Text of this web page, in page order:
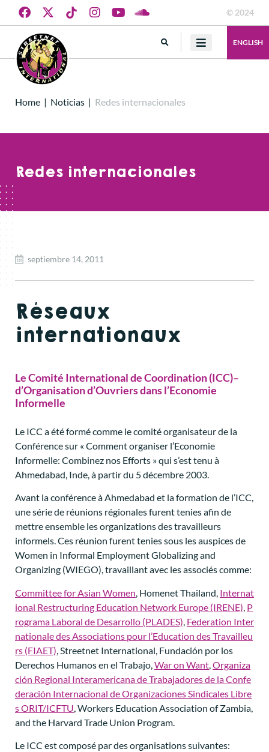
© 2024
ENGLISH
Home | Noticias | Redes internacionales
Redes internacionales
septiembre 14, 2011
Réseaux
internationaux
Le Comité International de Coordination (ICC)–
d’Organisation d’Ouvriers dans l’Economie
Informelle
Le ICC a été formé comme le comité organisateur de la
Conférence sur « Comment organiser l’Economie
Informelle: Combinez nos Efforts » qui s’est tenu à
Ahmedabad, Inde, à partir du 5 décembre 2003.
Avant la conférence à Ahmedabad et la formation de l’ICC,
une série de réunions régionales furent tenies afin de
mettre ensemble les organizations des travailleurs
informels. Ces réunion furent tenies sous les auspices de
Women in Informal Employment Globalizing and
Organizing (WIEGO), travaillant avec les associés comme:
Committee for Asian Women , Homenet Thailand, Internat
ional Restructuring Education Network Europe (IRENE) P
rograma Laboral de Desarrollo (PLADES) Federation Inter
nationale des Associations pour l’Education des Travailleu
rs (FIAET) , Streetnet International, Fundación por los
Derechos Humanos en el Trabajo, War on Want Organiza
ción Regional Interamericana de Trabajadores de la Confe
deración Internacional de Organizaciones Sindicales Libre
sORIT/ICFTU , Workers Education Association of Zambia,
and the Harvard Trade Union Program.
Le ICC est composé par des organisations suivantes: